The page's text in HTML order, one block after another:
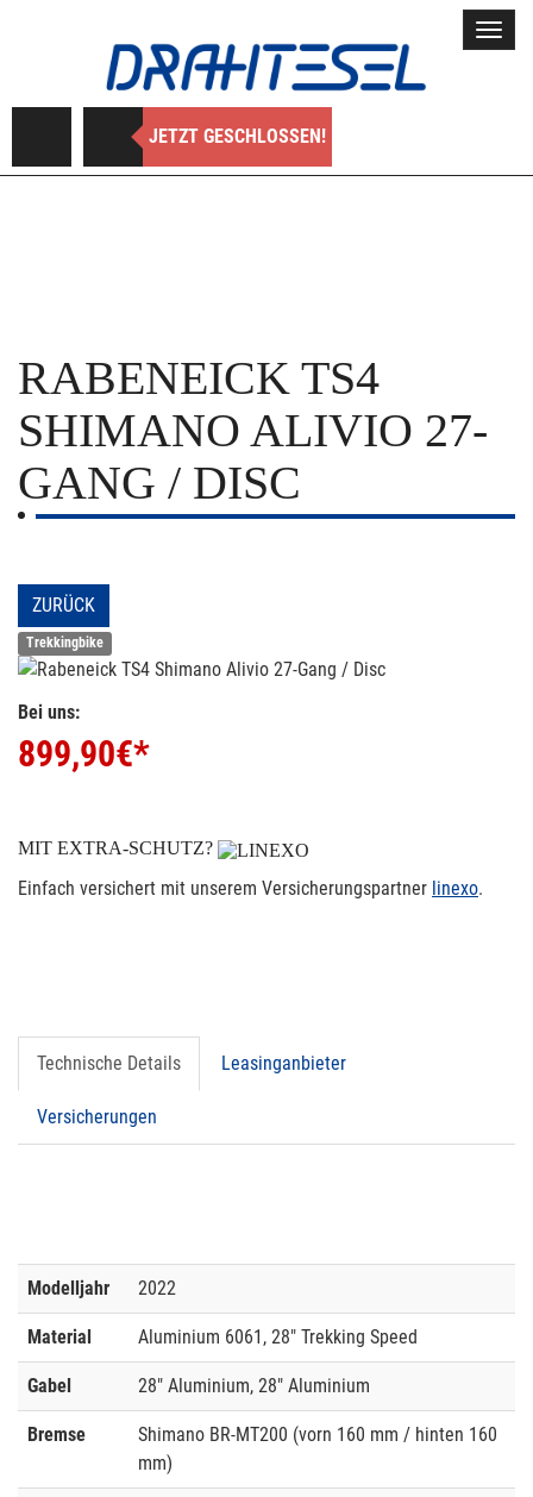
JETZT GESCHLOSSEN!
RABENEICK TS4
SHIMANO ALIVIO 27-
GANG / DISC
ZURÜCK
Trekkingbike
Bei uns:
899,90€*
MIT EXTRA-SCHUTZ?
Einfach versichert mit unserem Versicherungspartner linexo.
Technische Details Leasinganbieter
Versicherungen
Modelljahr 2022
Material Aluminium 6061, 28" Trekking Speed
Gabel 28" Aluminium, 28" Aluminium
Bremse
Shimano BR-MT200 (vorn 160 mm / hinten 160
mm)